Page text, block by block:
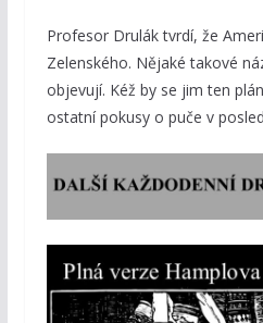
Profesor Drulák tvrdí, že
Zelenského. Nějaké takové
objevují. Kéž by se jim ten
ostatní pokusy o puče v